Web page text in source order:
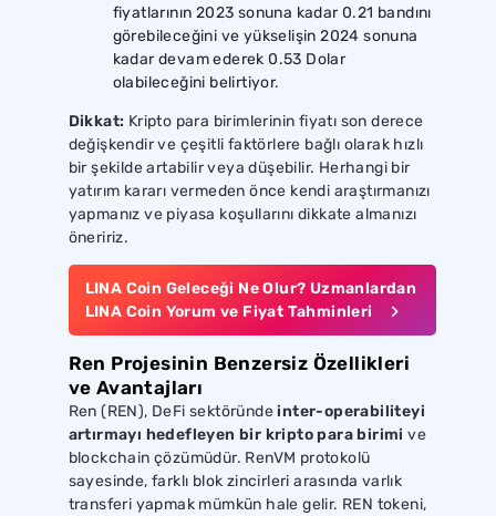
fiyatlarının 2023 sonuna kadar 0.21 bandını
görebileceğini ve yükselişin 2024 sonuna
kadar devam ederek 0.53 Dolar
olabileceğini belirtiyor.
Dikkat: Kripto para birimlerinin fiyatı son derece
değişkendir ve çeşitli faktörlere bağlı olarak hızlı
bir şekilde artabilir veya düşebilir. Herhangi bir
yatırım kararı vermeden önce kendi araştırmanızı
yapmanız ve piyasa koşullarını dikkate almanızı
öneririz.
LINA Coin Geleceği Ne Olur? Uzmanlardan
LINA Coin Yorum ve Fiyat Tahminleri
Ren Projesinin Benzersiz Özellikleri
ve Avantajları
Ren (REN), DeFi sektöründeinter-operabiliteyi
artırmayı hedefleyen bir kripto para birimive
blockchain çözümüdür. RenVM protokolü
sayesinde, farklı blok zincirleri arasında varlık
transferi yapmak mümkün hale gelir. REN tokeni,